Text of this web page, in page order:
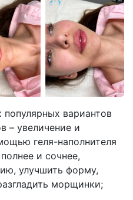
вариантов
– увеличение и
геля-наполнителя
и сочнее,
улучшить форму,
морщинки;